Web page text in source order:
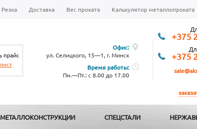
Резка Доставка Вес проката Калькулятор металлопроката
прайс
Офис:
ул. Селицкого, 15—1, г. Минск
Время работы:
Пн.—Пт.: с 8.00 до 17.00
+375
+375
МЕТАЛЛОКОНСТРУКЦИИ СПЕЦСТАЛИ